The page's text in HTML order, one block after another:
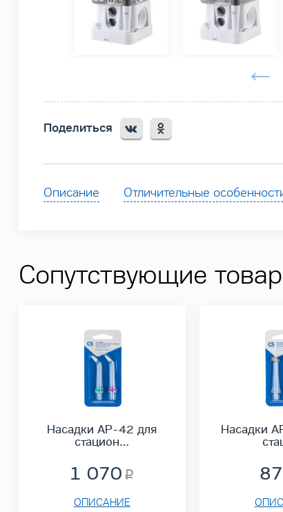
Поделиться
Описание Отличительные
Сопутствующие
Насадки AP-42 для
стацион…
1 070
ОПИСАНИЕ
Насадки